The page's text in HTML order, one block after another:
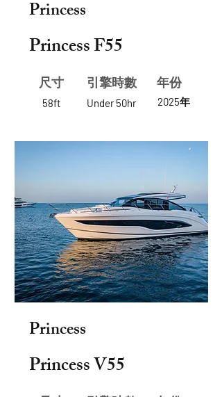
Princess
Princess F55
尺寸
58ft
​引擎時數
Under 50hr
年份
2025年
Princess
Princess V55